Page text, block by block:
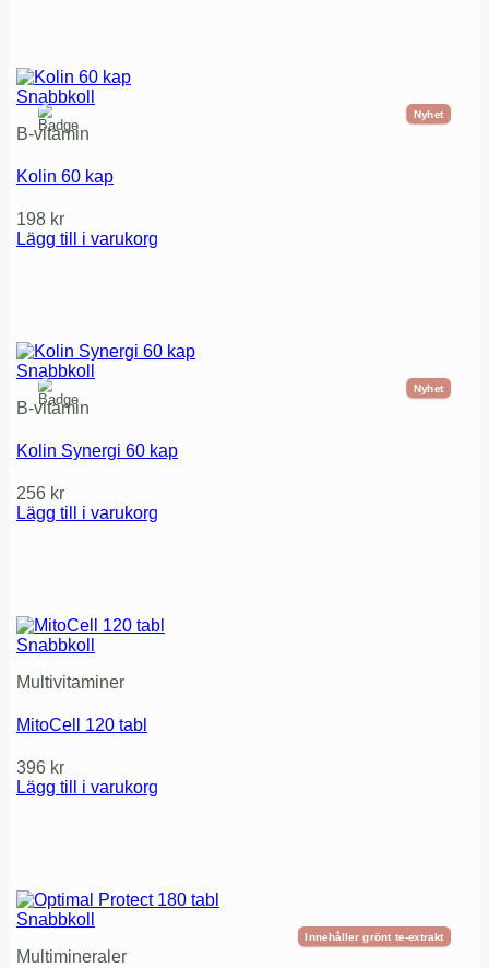
Nyhet
Snabbkoll
B-vitamin
Kolin 60 kap
198 kr
Lägg till i varukorg
Nyhet
Snabbkoll
B-vitamin
Kolin Synergi 60 kap
256 kr
Lägg till i varukorg
Snabbkoll
Multivitaminer
MitoCell 120 tabl
396 kr
Lägg till i varukorg
Innehåller grönt te-extrakt
Snabbkoll
Multimineraler